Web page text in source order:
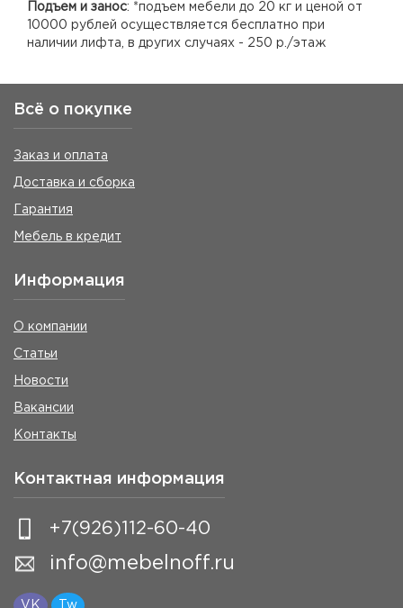
Подъем и занос: *подъем мебели до 20 кг и ценой от
10000 рублей осуществляется бесплатно при
наличии лифта, в других случаях - 250 р./этаж
Всё о покупке
Заказ и оплата
Доставка и сборка
Гарантия
Мебель в кредит
Информация
О компании
Статьи
Новости
Вакансии
Контакты
Контактная информация
+7(926)112-60-40
info@mebelnoff.ru
VK Tw